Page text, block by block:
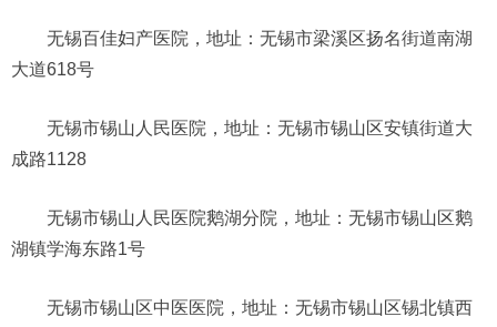
无锡百佳妇产医院，地址：无锡市梁溪区扬名街道南湖
大道618号
无锡市锡山人民医院，地址：无锡市锡山区安镇街道大
成路1128
无锡市锡山人民医院鹅湖分院，地址：无锡市锡山区鹅
湖镇学海东路1号
无锡市锡山区中医医院，地址：无锡市锡山区锡北镇西